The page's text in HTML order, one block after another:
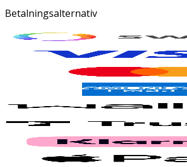
Betalningsalternativ